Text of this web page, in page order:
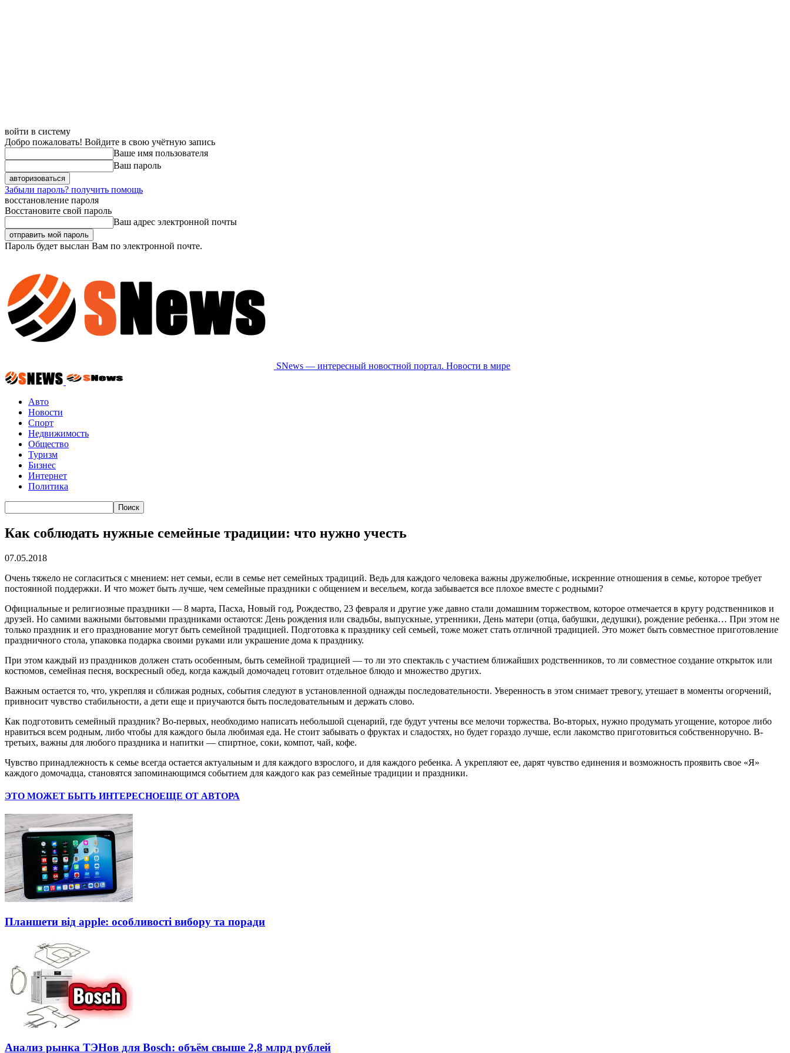
войти в систему
Добро пожаловать! Войдите в свою учётную запись
Ваше имя пользователя
Ваш пароль
Забыли пароль? получить помощь
восстановление пароля
Восстановите свой пароль
Ваш адрес электронной почты
Пароль будет выслан Вам по электронной почте.
SNews — интересный новостной портал. Новости в мире
Авто
Новости
Спорт
Недвижимость
Общество
Туризм
Бизнес
Интернет
Политика
Как соблюдать нужные семейные традиции: что нужно учесть
07.05.2018
Очень тяжело не согласиться с мнением: нет семьи, если в семье нет семейных традиций. Ведь для каждого человека важны дружелюбные, искренние отношения в семье, которое требует
постоянной поддержки. И что может быть лучше, чем семейные праздники с общением и весельем, когда забывается все плохое вместе с родными?
Официальные и религиозные праздники — 8 марта, Пасха, Новый год, Рождество, 23 февраля и другие уже давно стали домашним торжеством, которое отмечается в кругу родственников и
друзей. Но самими важными бытовыми праздниками остаются: День рождения или свадьбы, выпускные, утренники, День матери (отца, бабушки, дедушки), рождение ребенка… При этом не
только праздник и его празднование могут быть семейной традицией. Подготовка к празднику сей семьей, тоже может стать отличной традицией. Это может быть совместное приготовление
праздничного стола, упаковка подарка своими руками или украшение дома к празднику.
При этом каждый из праздников должен стать особенным, быть семейной традицией — то ли это спектакль с участием ближайших родственников, то ли совместное создание открыток или
костюмов, семейная песня, воскресный обед, когда каждый домочадец готовит отдельное блюдо и множество других.
Важным остается то, что, укрепляя и сближая родных, события следуют в установленной однажды последовательности. Уверенность в этом снимает тревогу, утешает в моменты огорчений,
привносит чувство стабильности, а дети еще и приучаются быть последовательным и держать слово.
Как подготовить семейный праздник? Во-первых, необходимо написать небольшой сценарий, где будут учтены все мелочи торжества. Во-вторых, нужно продумать угощение, которое либо
нравиться всем родным, либо чтобы для каждого была любимая еда. Не стоит забывать о фруктах и сладостях, но будет гораздо лучше, если лакомство приготовиться собственноручно. В-
третьих, важны для любого праздника и напитки — спиртное, соки, компот, чай, кофе.
Чувство принадлежность к семье всегда остается актуальным и для каждого взрослого, и для каждого ребенка. А укрепляют ее, дарят чувство единения и возможность проявить свое «Я»
каждого домочадца, становятся запоминающимся событием для каждого как раз семейные традиции и праздники.
ЭТО МОЖЕТ БЫТЬ ИНТЕРЕСНОЕЩЕ ОТ АВТОРА
Планшети від apple: особливості вибору та поради
Анализ рынка ТЭНов для Bosch: объём свыше 2,8 млрд рублей